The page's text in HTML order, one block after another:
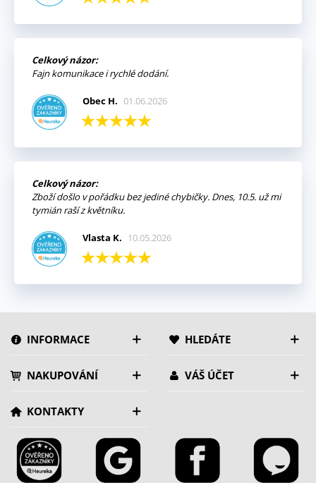
Celkový názor:
Fajn komunikace i rychlé dodání.
Obec H. 01.06.2026
Celkový názor:
Zboží došlo v pořádku bez jediné chybičky. Dnes, 10.5. už mi
tymián raší z květníku.
Vlasta K. 10.05.2026
INFORMACE HLEDÁTE
NAKUPOVÁNÍ VÁŠ ÚČET
KONTAKTY